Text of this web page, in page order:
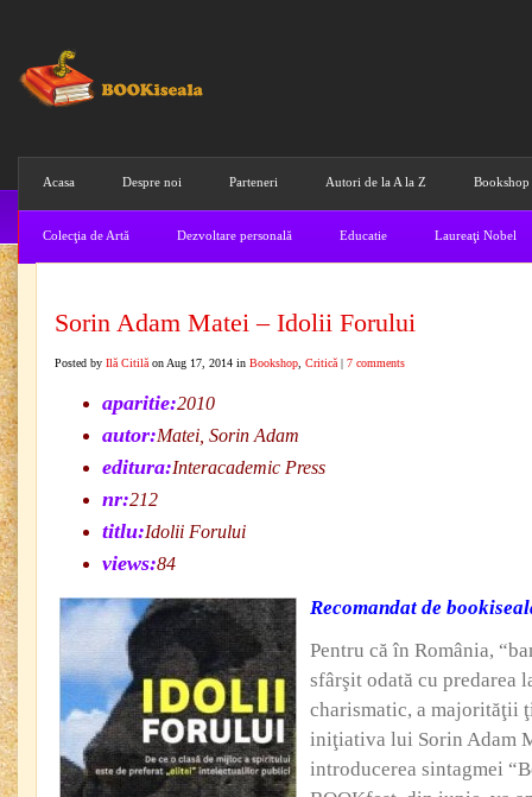
Acasa Despre noi Parteneri Autori de la A la Z Bookshop
Colecţia de Artă Dezvoltare personală Educatie Laureaţi Nobel
Sorin Adam Matei – Idolii Forului
Posted by Ilă Citilă on Aug 17, 2014 in Bookshop Critică | 7 comments
aparitie:2010
autor:Matei, Sorin Adam
editura:Interacademic Press
nr:212
titlu:Idolii Forului
views:84
Recomandat de
Pentru că în România,
sfârşit odată cu predarea
charismatic, a majorităţii
iniţiativa lui Sorin Adam
introducerea sintagmei